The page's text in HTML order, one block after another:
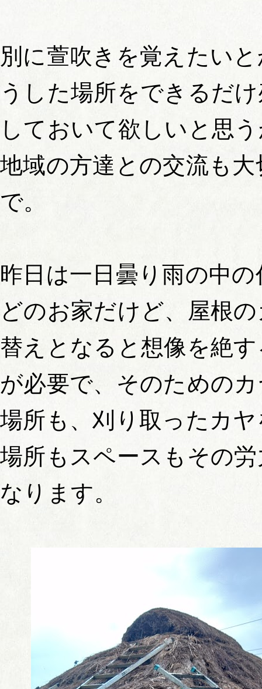
別に萱吹きを覚えたい
うした場所をできるだ
しておいて欲しいと思
地域の方達との交流も
で。
昨日は一日曇り雨の中
どのお家だけど、屋根
替えとなると想像を絶
が必要で、そのための
場所も、刈り取ったカ
場所もスペースもその
なります。